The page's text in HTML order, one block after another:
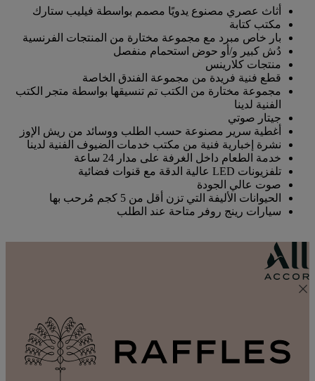
أثاث عصري مصنوع يدويًا مصمم بواسطة فيليب ستارك
مكتب كتابة
بار خاص مبرد مع مجموعة مختارة من المنتجات الفرنسية
دُش كبير و/أو حوض استحمام منفصل
منتجات كلارينس
قطع فنية فريدة من مجموعة الفندق الخاصة
مجموعة مختارة من الكتب تم تنسيقها بواسطة متجر الكتب
الفنية لدينا
جيتار صوتي
أغطية سرير مصنوعة حسب الطلب ووسائد من ريش الإوز
نشرة إخبارية فنية من ‏‫مكتب خدمات الضيوف‬ الفنية لدينا
خدمة الطعام داخل الغرفة على مدار 24 ساعة
تلفزيونات LED عالية الدقة مع قنوات فضائية
صوت عالي الجودة
الحيوانات الأليفة التي تزن أقل من 5 كجم مُرحب بها
سيارات رينج روفر متاحة عند الطلب